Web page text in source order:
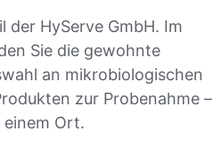
HyServe GmbH. Im
Sie die gewohnte
an mikrobiologischen
zur Probenahme –
Ort.